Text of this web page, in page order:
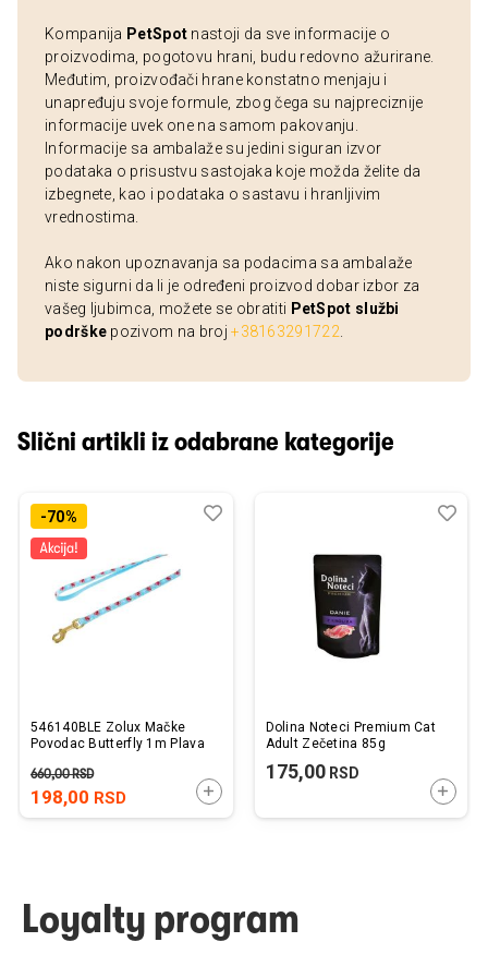
Kompanija PetSpot nastoji da sve informacije o
proizvodima, pogotovu hrani, budu redovno ažurirane.
Međutim, proizvođači hrane konstatno menjaju i
unapređuju svoje formule, zbog čega su najpreciznije
informacije uvek one na samom pakovanju.
Informacije sa ambalaže su jedini siguran izvor
podataka o prisustvu sastojaka koje možda želite da
izbegnete, kao i podataka o sastavu i hranljivim
vrednostima.
Ako nakon upoznavanja sa podacima sa ambalaže
niste sigurni da li je određeni proizvod dobar izbor za
vašeg ljubimca, možete se obratiti PetSpot službi
podrške pozivom na broj+38163291722
Slični artikli iz odabrane kategorije
-70%
546140BLE Zolux Mačke
Povodac Butterfly 1m Plava
198,00 RSD
660,00RSD
DODAJTE U KORPU
Dodaj
Uporedi
Dolina Noteci Premium Cat
Adult Zečetina 85g
175,00RSD
Loyalty program